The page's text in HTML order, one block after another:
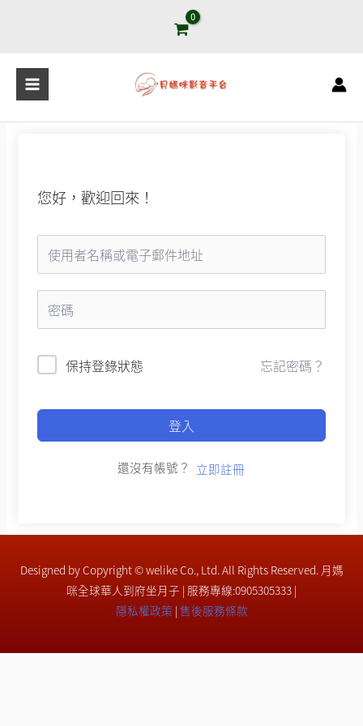
容
您好，歡迎回來！
保持登錄狀態 忘記密碼？
登入
還沒有帳號？ 立即註冊
Designed by Copyright © welike Co., Ltd. All Rights Reserved. 月媽
咪全球華人到府坐月子 | 服務專線:0905305333 |
隱私權政策 | 售後服務條款